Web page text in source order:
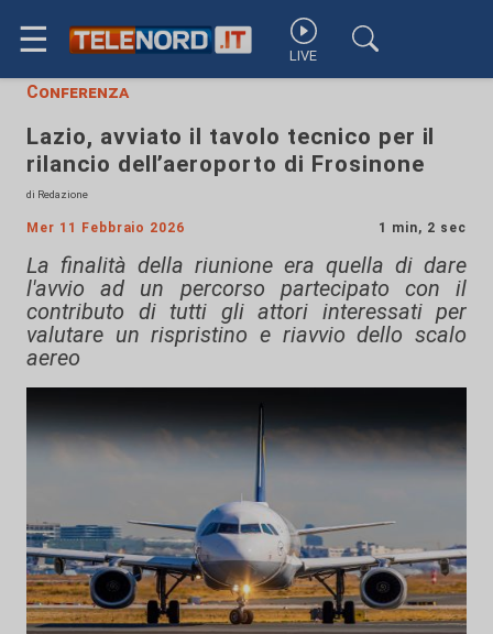
☰ LIVE
Conferenza
Lazio, avviato il tavolo tecnico per il
rilancio dell’aeroporto di Frosinone
di Redazione
Mer 11 Febbraio 2026 1 min, 2 sec
La finalità della riunione era quella di dare
l'avvio ad un percorso partecipato con il
contributo di tutti gli attori interessati per
valutare un rispristino e riavvio dello scalo
aereo